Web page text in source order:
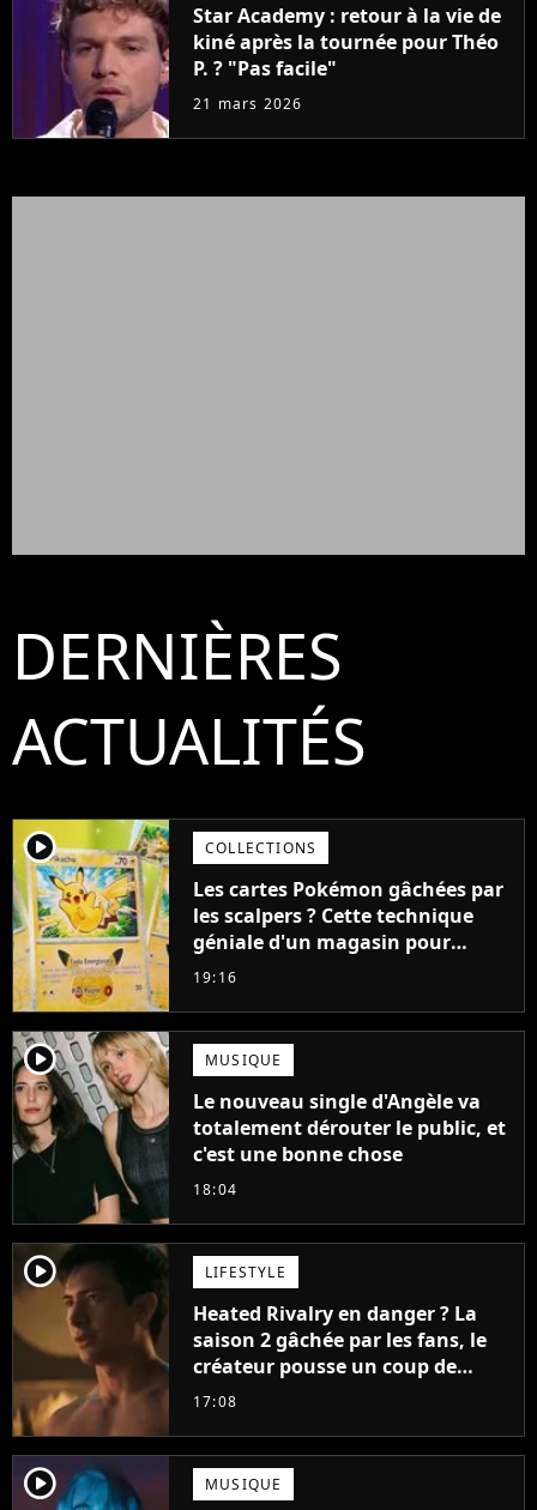
Star Academy : retour à la vie de
kiné après la tournée pour Théo
P. ? "Pas facile"
21 mars 2026
DERNIÈRES
ACTUALITÉS
player2 COLLECTIONS
Les cartes Pokémon gâchées par
les scalpers ? Cette technique
géniale d'un magasin pour
ruiner les revendeurs
19:16
player2 MUSIQUE
Le nouveau single d'Angèle va
totalement dérouter le public, et
c'est une bonne chose
18:04
player2 LIFESTYLE
Heated Rivalry en danger ? La
saison 2 gâchée par les fans, le
créateur pousse un coup de
gueule
17:08
player2 MUSIQUE